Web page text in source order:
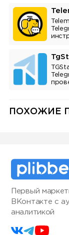
ПОХОЖИЕ
Первый
ВКонтакте с
аналитикой